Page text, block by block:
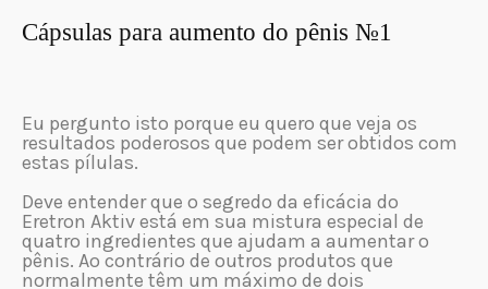
Cápsulas para aumento do pênis №1
Eu pergunto isto porque eu quero que veja os
resultados poderosos que podem ser obtidos com
estas pílulas.
Deve entender que o segredo da eficácia do
Eretron Aktiv está em sua mistura especial de
quatro ingredientes que ajudam a aumentar o
pênis. Ao contrário de outros produtos que
normalmente têm um máximo de dois